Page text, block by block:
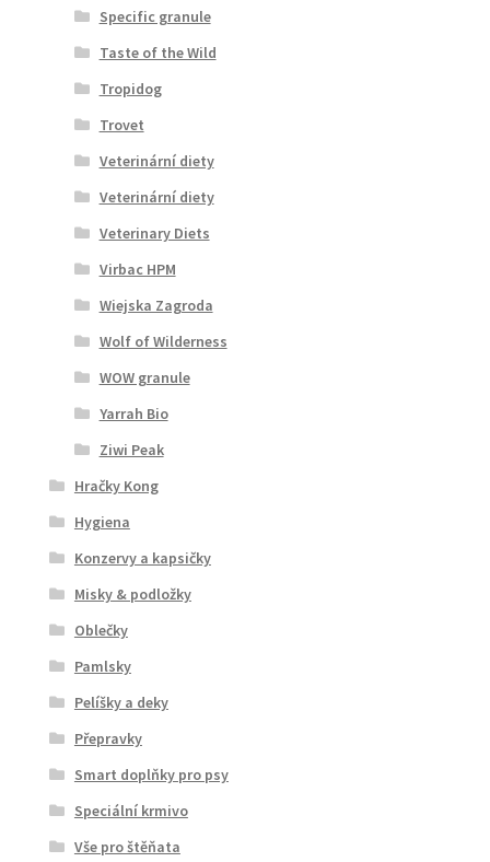
Specific granule
Taste of the Wild
Tropidog
Trovet
Veterinární diety
Veterinární diety
Veterinary Diets
Virbac HPM
Wiejska Zagroda
Wolf of Wilderness
WOW granule
Yarrah Bio
Ziwi Peak
Hračky Kong
Hygiena
Konzervy a kapsičky
Misky & podložky
Oblečky
Pamlsky
Pelíšky a deky
Přepravky
Smart doplňky pro psy
Speciální krmivo
Vše pro štěňata